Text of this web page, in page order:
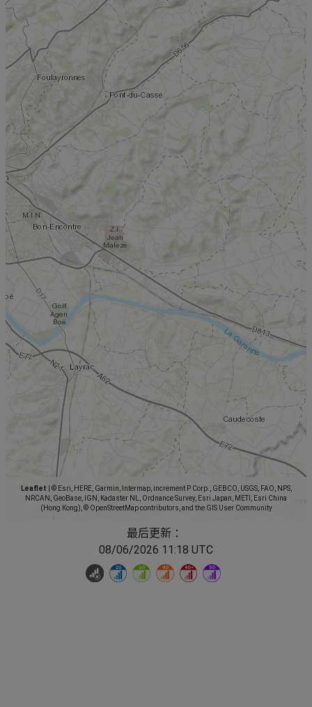
Leaflet
© Esri, HERE, Garmin, Intermap, increment P Corp., GEBCO, USGS, FAO, NPS,
NRCAN, GeoBase, IGN, Kadaster NL, Ordnance Survey, Esri Japan, METI, Esri China
(Hong Kong), © OpenStreetMap contributors, and the GIS User Community
最后更新 ：
08/06/2026 11:18 UTC